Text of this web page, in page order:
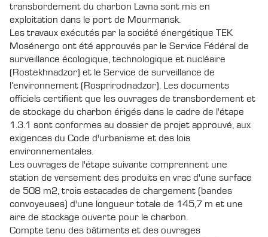
transbordement du charbon Lavna sont mis en
exploitation dans le port de Mourmansk.
Les travaux exécutés par la société énergétique TEK
Mosénergo ont été approuvés par le Service Fédéral de
surveillance écologique, technologique et nucléaire
(Rostekhnadzor) et le Service de surveillance de
l’environnement (Rosprirodnadzor). Les documents
officiels certifient que les ouvrages de transbordement et
de stockage du charbon érigés dans le cadre de l'étape
1.3.1 sont conformes au dossier de projet approuvé, aux
exigences du Code d'urbanisme et des lois
environnementales.
Les ouvrages de l'étape suivante comprennent une
station de versement des produits en vrac d'une surface
de 508 m2, trois estacades de chargement (bandes
convoyeuses) d'une longueur totale de 145,7 m et une
aire de stockage ouverte pour le charbon.
Compte tenu des bâtiments et des ouvrages